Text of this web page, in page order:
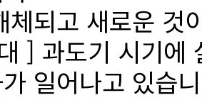
체되고 새로운 것
] 과도기 시기에
일어나고 있습